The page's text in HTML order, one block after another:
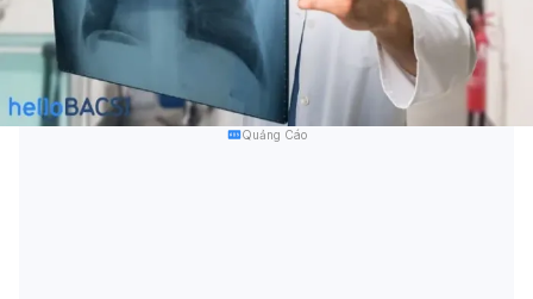
Quảng Cáo